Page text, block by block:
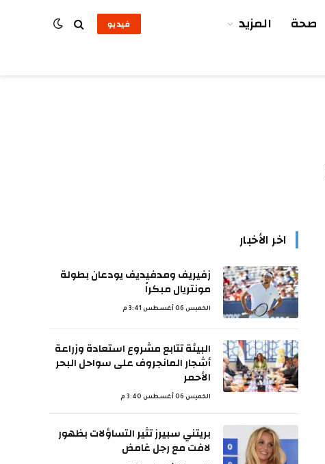
صحة المزيد فيديو
اخر الأخبار
زفيريف ومدفيديف يودعان بطولة
مونتريال مبكراً
الخميس 06 أغسطس 3:41 م
البيئة تتابع مشروع استعادة وزراعة
أشجار المانجروف على سواحل البحر
الأحمر
الخميس 06 أغسطس 3:40 م
بريتني سبيرز تثير التساؤلات بظهور
لافت مع رجل غامض